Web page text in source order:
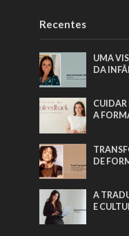
Recentes
UMA
DA
CUIDAR
A
DE
A
E